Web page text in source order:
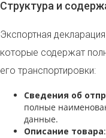
Структура и
Экспортная
которые содержат
его транспортировки:
Сведения об
полные
данные.
Описание товара